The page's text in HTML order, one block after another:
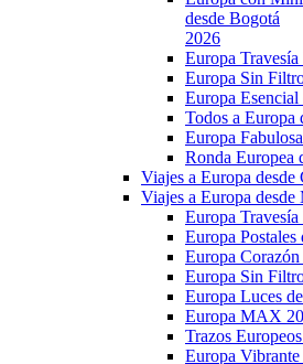
desde Bogotá
2026
Europa
Europa Sin
Europa
Todos a Europa
Europa
Ronda Europea
Viajes a Europa desde
Viajes a Europa desde
Europa
Europa
Europa
Europa Sin
Europa Luces
Europa MAX
Trazos
Europa